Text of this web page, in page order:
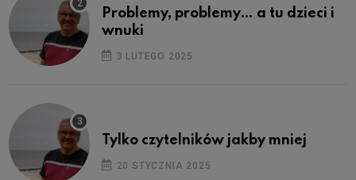
Problemy, problemy… a tu dzieci i
wnuki
3 LUTEGO 2025
Tylko czytelników jakby mniej
20 STYCZNIA 2025